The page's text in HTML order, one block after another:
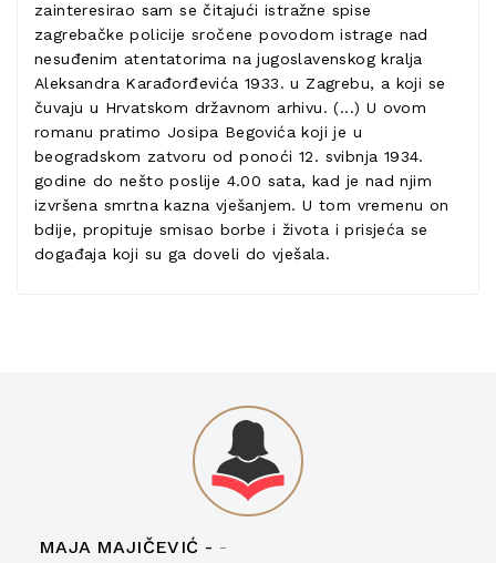
zainteresirao sam se čitajući istražne spise
zagrebačke policije sročene povodom istrage nad
nesuđenim atentatorima na jugoslavenskog kralja
Aleksandra Karađorđevića 1933. u Zagrebu, a koji se
čuvaju u Hrvatskom državnom arhivu. (...) U ovom
romanu pratimo Josipa Begovića koji je u
beogradskom zatvoru od ponoći 12. svibnja 1934.
godine do nešto poslije 4.00 sata, kad je nad njim
izvršena smrtna kazna vješanjem. U tom vremenu on
bdije, propituje smisao borbe i života i prisjeća se
događaja koji su ga doveli do vješala.
MAJA MAJIČEVIĆ - -